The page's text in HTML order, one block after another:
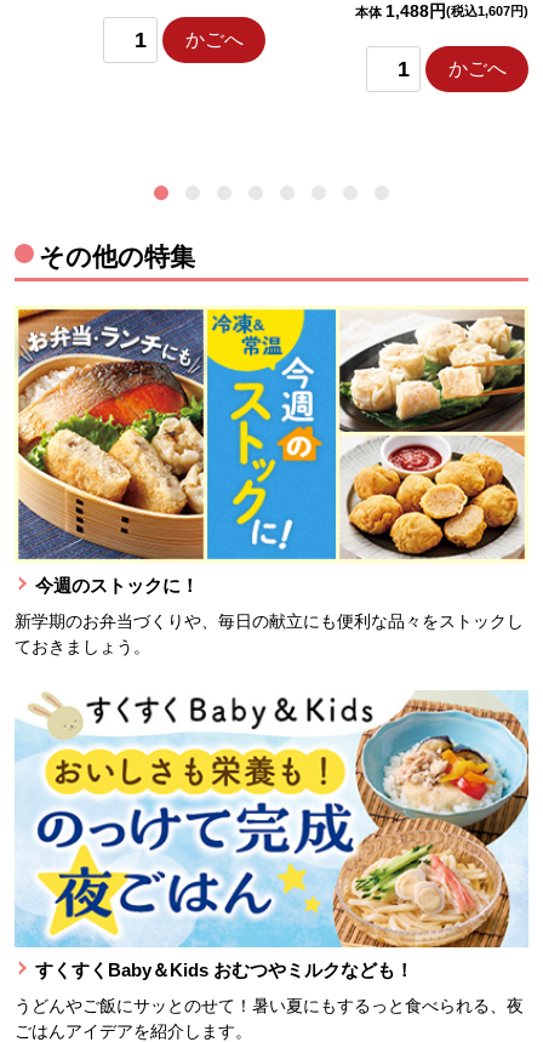
かごへ
本体 1,488円(税込1,607円)
かごへ
その他の特集
今週のストックに！
新学期のお弁当づくりや、毎日の献立にも便利な品々をストックし
ておきましょう。
すくすくBaby＆Kids おむつやミルクなども！
うどんやご飯にサッとのせて！暑い夏にもするっと食べられる、夜
ごはんアイデアを紹介します。